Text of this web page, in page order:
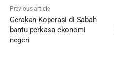
Previous article
Gerakan Koperasi di Sabah
bantu perkasa ekonomi
negeri